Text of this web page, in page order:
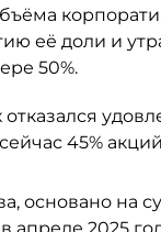
её доли и
50%.
45%
основано на